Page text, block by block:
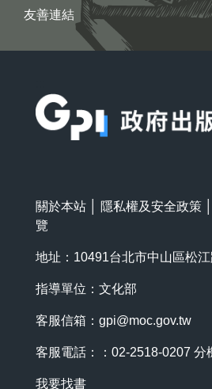
友善連結
關於本站 隱私權及安全政策
覽
地址：10491台北市中山區松
指導單位：文化部
客服信箱： gpi@moc.gov.tw
客服電話：：02-2518-0207 分
我要找書